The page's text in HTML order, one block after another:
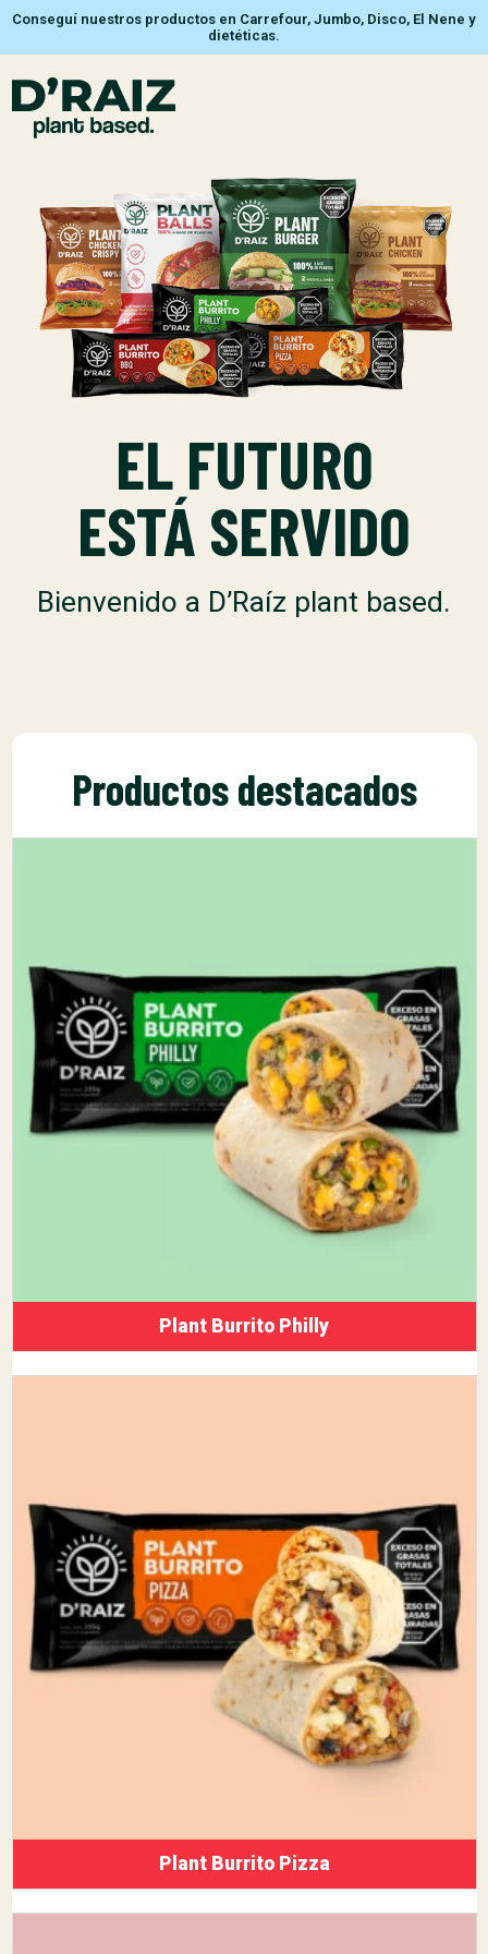
Conseguí nuestros productos en Carrefour, Jumbo, Disco, El Nene y
dietéticas.
EL FUTURO
ESTÁ SERVIDO
Bienvenido a D’Raíz plant based.
Productos destacados
Plant Burrito Philly
Plant Burrito Pizza